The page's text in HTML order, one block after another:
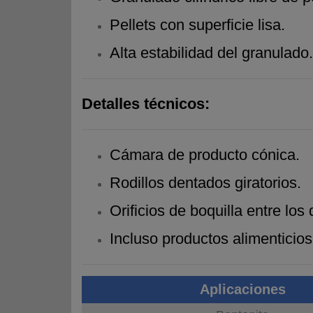
Pellets con superficie lisa.
Alta estabilidad del granulado.
Detalles técnicos:
Cámara de producto cónica.
Rodillos dentados giratorios.
Orificios de boquilla entre los
Incluso productos
Aplicaciones